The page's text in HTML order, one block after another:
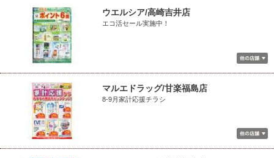
ウエルシア/高崎吉井店
エコ活セール実施中！
マルエドラッグ/甘楽福島店
8-9月家計応援チラシ